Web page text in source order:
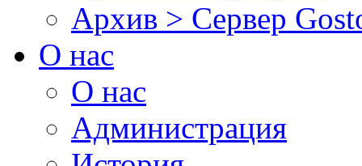
Архив > Сервер
О нас
О нас
Администрация